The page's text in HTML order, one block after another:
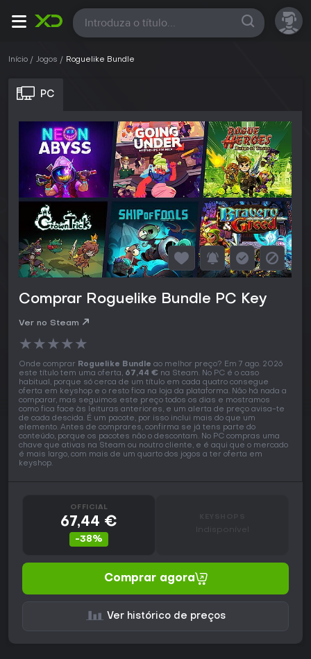
Todas
Início Jogos Roguelike Bundle
PC
Comprar Roguelike Bundle PC Key
Ver no Steam
★★★★★
Onde comprar Roguelike Bundle ao melhor preço? Em 7 ago. 2026
este título tem uma oferta, 67,44 € na Steam. No PC é o caso
habitual, porque só cerca de um título em cada quatro consegue
oferta em keyshop e o resto fica na loja da plataforma. Não há nada a
comparar, mas seguimos este preço todos os dias e mostramos
como fica face às leituras anteriores, e um alerta de preço avisa-te
de cada descida. É um pacote, por isso inclui mais do que um
elemento. Antes de comprares, confirma se já tens parte do
conteúdo, porque os pacotes não o descontam. No PC compras uma
chave que ativas na Steam ou noutro cliente, e é aqui que o mercado
é mais largo, com mais de um quarto dos jogos a ter oferta em
keyshop.
OFFICIAL
67,44 €
-38%
Indisponível
Comprar agora
Ver histórico de preços